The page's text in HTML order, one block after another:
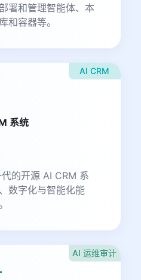
署和管理智能体、本
和容器等。
AI CRM
系统
的开源 AI CRM 系
数字化与智能化能
AI 运维审计